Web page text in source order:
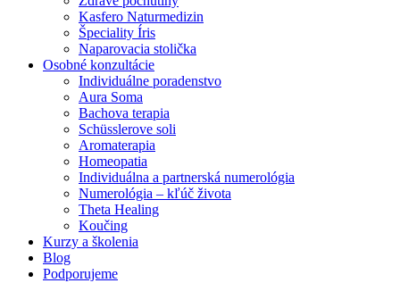
Kasfero Naturmedizin
Špeciality Íris
Naparovacia stolička
Osobné konzultácie
Individuálne poradenstvo
Aura Soma
Bachova terapia
Schüsslerove soli
Aromaterapia
Homeopatia
Individuálna a partnerská numerológia
Numerológia – kľúč života
Theta Healing
Koučing
Kurzy a školenia
Blog
Podporujeme